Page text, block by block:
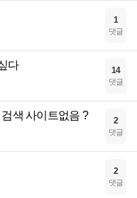
1
댓글
다 14
댓글
색 사이트없음 ? 2
댓글
2
댓글